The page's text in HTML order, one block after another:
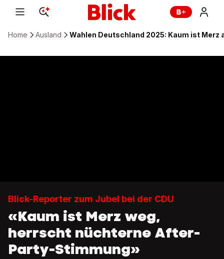
Home Ausland Wahlen Deutschland 2025: Kaum ist Merz
Blick-Reporter zum Jubel bei der CDU
«Kaum ist Merz weg,
herrscht nüchterne After-
Party-Stimmung»